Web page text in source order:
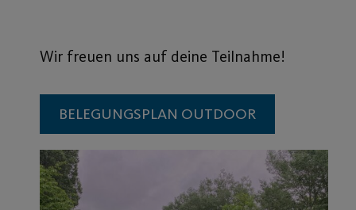
Wir freuen uns auf deine Teilnahme!
BELEGUNGSPLAN OUTDOOR